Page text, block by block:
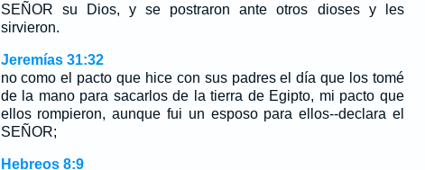
SEÑOR su Dios, y se postraron ante otros dioses y les
sirvieron.
Jeremías 31:32
no como el pacto que hice con sus padres el día que los tomé
de la mano para sacarlos de la tierra de Egipto, mi pacto que
ellos rompieron, aunque fui un esposo para ellos--declara el
SEÑOR;
Hebreos 8:9